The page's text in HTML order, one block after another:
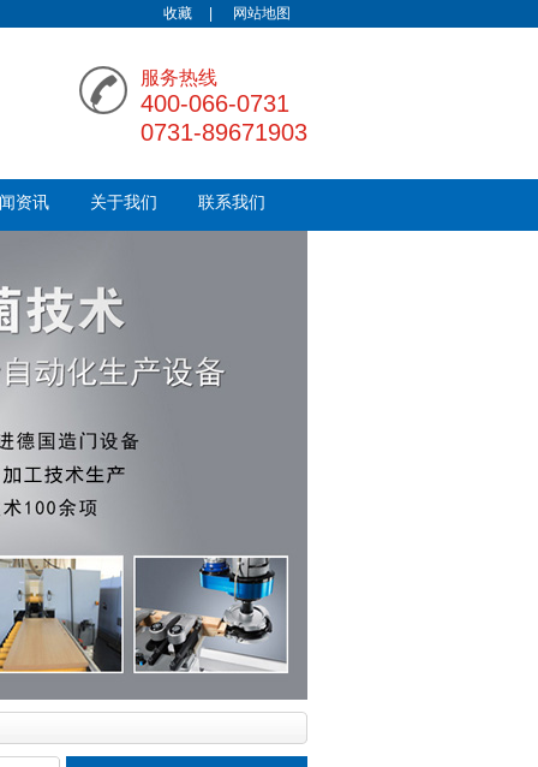
收藏 网站地图
服务热线
400-066-0731
0731-89671903
资讯 关于我们 联系我们